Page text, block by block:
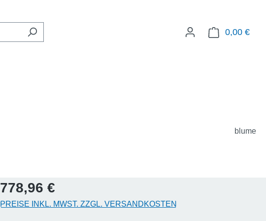
0,00 €
blume
Regulärer Preis:
778,96 €
PREISE INKL. MWST. ZZGL. VERSANDKOSTEN